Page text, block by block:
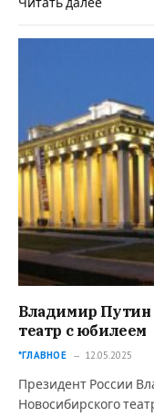
Читать далее
Владимир Путин
театр с юбилеем
*ГЛАВНОЕ 12.05.2025
Президент России
Новосибирского